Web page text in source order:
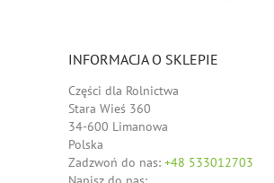
INFORMACJA O SKLEPIE
Części dla Rolnictwa
Stara Wieś 360
34-600 Limanowa
Polska
Zadzwoń do nas: +48 533012703